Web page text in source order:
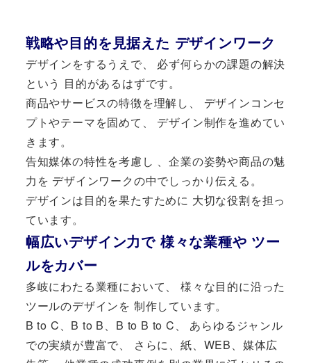
戦略や目的を見据えた デザインワーク
デザインをするうえで、 必ず何らかの課題の解決
という 目的があるはずです。
商品やサービスの特徴を理解し、 デザインコンセ
プトやテーマを固めて、 デザイン制作を進めてい
きます。
告知媒体の特性を考慮し 、企業の姿勢や商品の魅
力を デザインワークの中でしっかり伝える。
デザインは目的を果たすために 大切な役割を担っ
ています。
幅広いデザイン力で 様々な業種や ツー
ルをカバー
多岐にわたる業種において、 様々な目的に沿った
ツールのデザインを 制作しています。
B to C、B to B、B to B to C、 あらゆるジャンル
での実績が豊富で、 さらに、紙、WEB、媒体広